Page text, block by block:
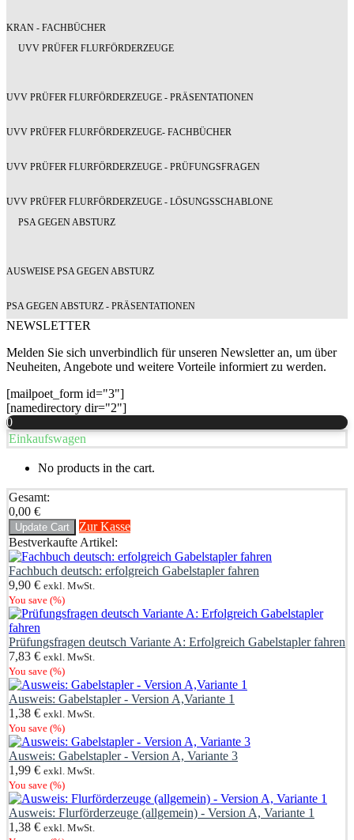
KRAN - FACHBÜCHER
UVV PRÜFER FLURFÖRDERZEUGE
UVV PRÜFER FLURFÖRDERZEUGE - PRÄSENTATIONEN
UVV PRÜFER FLURFÖRDERZEUGE- FACHBÜCHER
UVV PRÜFER FLURFÖRDERZEUGE - PRÜFUNGSFRAGEN
UVV PRÜFER FLURFÖRDERZEUGE - LÖSUNGSSCHABLONE
PSA GEGEN ABSTURZ
AUSWEISE PSA GEGEN ABSTURZ
PSA GEGEN ABSTURZ - PRÄSENTATIONEN
NEWSLETTER
Melden Sie sich unverbindlich für unseren Newsletter an, um über
Neuheiten, Angebote und weitere Vorteile informiert zu werden.
[mailpoet_form id="3"]
[namedirectory dir="2"]
0
Einkaufswagen
No products in the cart.
Gesamt:
0,00 €
Update Cart
Zur Kasse
Bestverkaufte Artikel:
Fachbuch deutsch: erfolgreich Gabelstapler fahren
9,90 € exkl. MwSt.
You save (%)
Prüfungsfragen deutsch Variante A: Erfolgreich Gabelstapler fahren
7,83 € exkl. MwSt.
You save (%)
Ausweis: Gabelstapler - Version A,Variante 1
1,38 € exkl. MwSt.
You save (%)
Ausweis: Gabelstapler - Version A, Variante 3
1,99 € exkl. MwSt.
You save (%)
Ausweis: Flurförderzeuge (allgemein) - Version A, Variante 1
1,38 € exkl. MwSt.